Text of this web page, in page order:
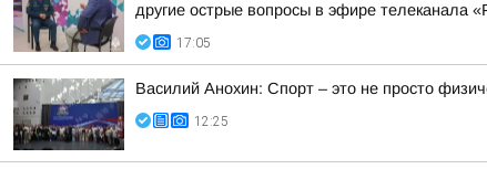
другие острые вопросы в эфире телеканала
17:05
Василий Анохин: Спорт – это не просто
12:25